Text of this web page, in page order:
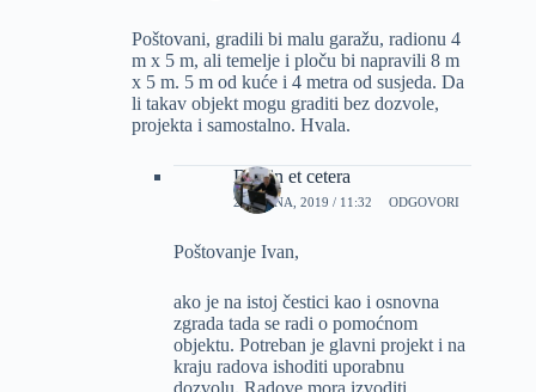
Poštovani, gradili bi malu garažu, radionu 4
m x 5 m, ali temelje i ploču bi napravili 8 m
x 5 m. 5 m od kuće i 4 metra od susjeda. Da
li takav objekt mogu graditi bez dozvole,
projekta i samostalno. Hvala.
Dizajn et cetera
26 RUJNA, 2019 / 11:32 ODGOVORI
Poštovanje Ivan,
ako je na istoj čestici kao i osnovna
zgrada tada se radi o pomoćnom
objektu. Potreban je glavni projekt i na
kraju radova ishoditi uporabnu
dozvolu. Radove mora izvoditi